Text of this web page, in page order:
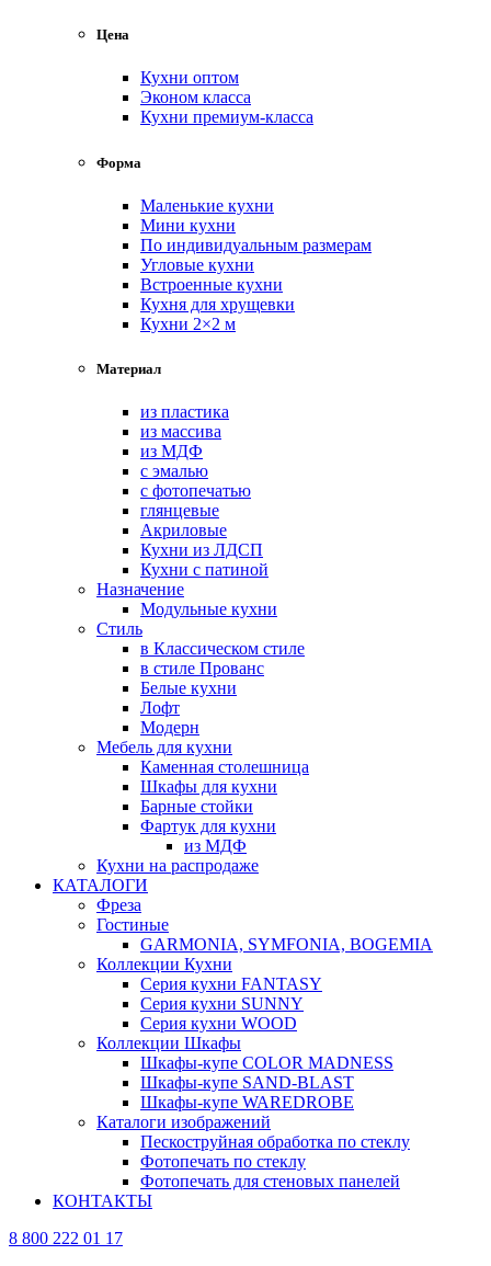
Цена
Кухни оптом
Эконом класса
Кухни премиум-класса
Форма
Маленькие кухни
Мини кухни
По индивидуальным размерам
Угловые кухни
Встроенные кухни
Кухня для хрущевки
Кухни 2×2 м
Материал
из пластика
из массива
из МДФ
с эмалью
с фотопечатью
глянцевые
Акриловые
Кухни из ЛДСП
Кухни с патиной
Назначение
Модульные кухни
Стиль
в Классическом стиле
в стиле Прованс
Белые кухни
Лофт
Модерн
Мебель для кухни
Каменная столешница
Шкафы для кухни
Барные стойки
Фартук для кухни
из МДФ
Кухни на распродаже
КАТАЛОГИ
Фреза
Гостиные
GARMONIA, SYMFONIA, BOGEMIA
Коллекции Кухни
Серия кухни FANTASY
Серия кухни SUNNY
Серия кухни WOOD
Коллекции Шкафы
Шкафы-купе COLOR MADNESS
Шкафы-купе SAND-BLAST
Шкафы-купе WAREDROBE
Каталоги изображений
Пескоструйная обработка по стеклу
Фотопечать по стеклу
Фотопечать для стеновых панелей
КОНТАКТЫ
8 800 222 01 17